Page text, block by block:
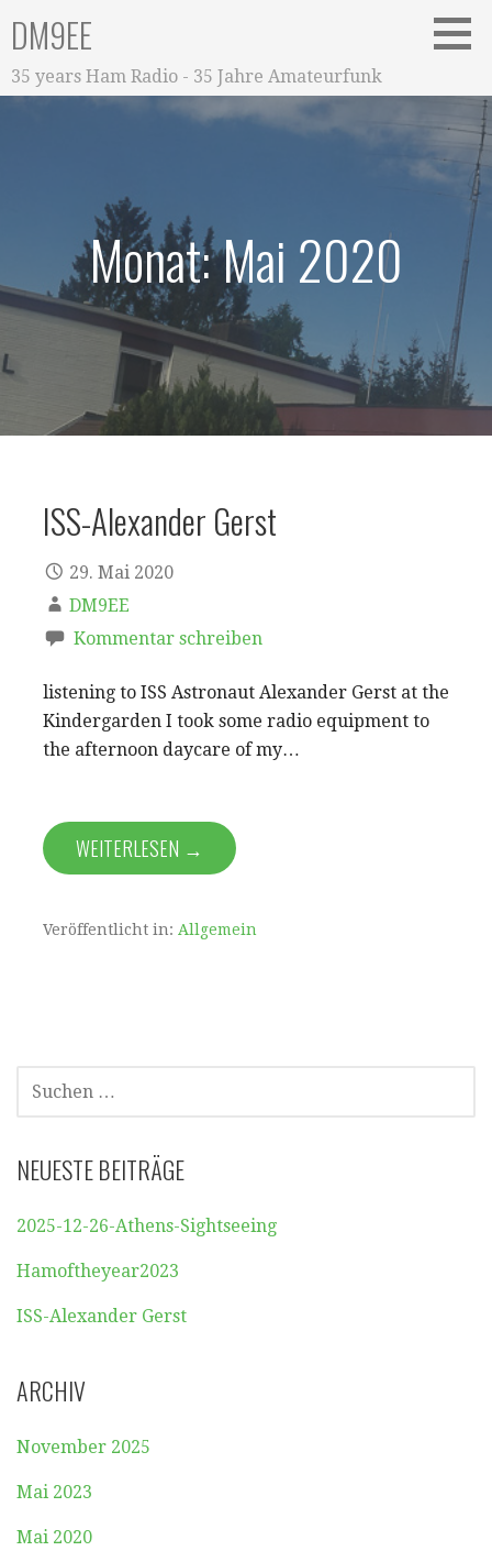
Inhalt
springen
DM9EE
35 years Ham Radio - 35 Jahre Amateurfunk
Monat: Mai 2020
ISS-Alexander Gerst
29. Mai 2020
DM9EE
Kommentar schreiben
listening to ISS Astronaut Alexander Gerst at the
Kindergarden I took some radio equipment to
the afternoon daycare of my…
WEITERLESEN →
Veröffentlicht in: Allgemein
SUCHEN
NACH:
NEUESTE BEITRÄGE
2025-12-26-Athens-Sightseeing
Hamoftheyear2023
ISS-Alexander Gerst
ARCHIV
November 2025
Mai 2023
Mai 2020